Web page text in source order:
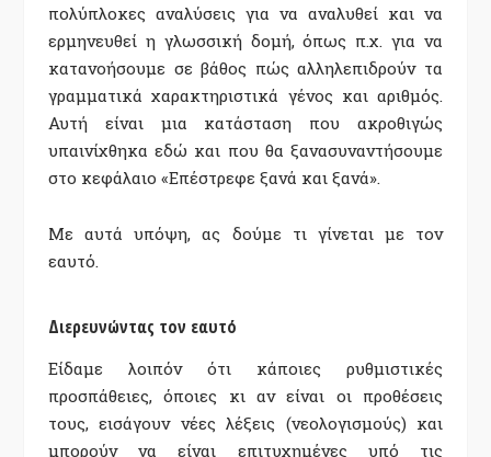
πολύπλοκες αναλύσεις για να αναλυθεί και να
ερμηνευθεί η γλωσσική δομή, όπως π.χ. για να
κατανοήσουμε σε βάθος πώς αλληλεπιδρούν τα
γραμματικά χαρακτηριστικά γένος και αριθμός.
Αυτή είναι μια κατάσταση που ακροθιγώς
υπαινίχθηκα εδώ και που θα ξανασυναντήσουμε
στο κεφάλαιο «Επέστρεφε ξανά και ξανά».
Με αυτά υπόψη, ας δούμε τι γίνεται με τον
εαυτό.
Διερευνώντας τον εαυτό
Είδαμε λοιπόν ότι κάποιες ρυθμιστικές
προσπάθειες, όποιες κι αν είναι οι προθέσεις
τους, εισάγουν νέες λέξεις (νεολογισμούς) και
μπορούν να είναι επιτυχημένες υπό τις